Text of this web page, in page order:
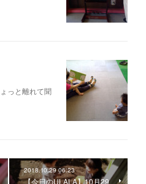
っと離れて聞
2018.10.29 06:23
【今日のULALA】10月29